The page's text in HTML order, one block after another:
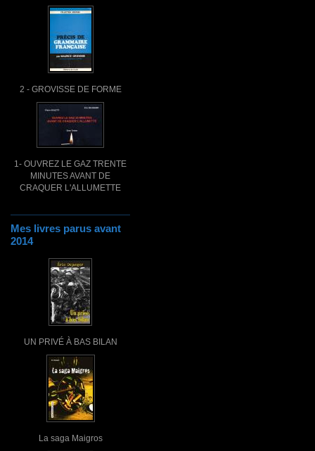
2 - GROVISSE DE FORME
1- OUVREZ LE GAZ TRENTE
MINUTES AVANT DE
CRAQUER L'ALLUMETTE
Mes livres parus avant
2014
UN PRIVÉ À BAS BILAN
La saga Maigros